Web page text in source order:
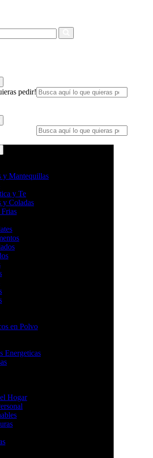
pedir!
y Mantequillas
y Te
y Coladas
Frias
en Polvo
Energeticas
Hogar
y rápido por